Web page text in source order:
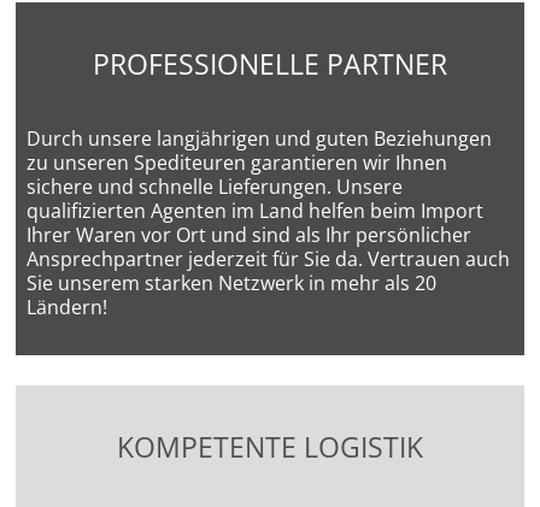
PROFESSIONELLE PARTNER
Durch unsere langjährigen und guten Beziehungen
zu unseren Spediteuren garantieren wir Ihnen
sichere und schnelle Lieferungen. Unsere
qualifizierten Agenten im Land helfen beim Import
Ihrer Waren vor Ort und sind als Ihr persönlicher
Ansprechpartner jederzeit für Sie da. Vertrauen auch
Sie unserem starken Netzwerk in mehr als 20
Ländern!
KOMPETENTE LOGISTIK